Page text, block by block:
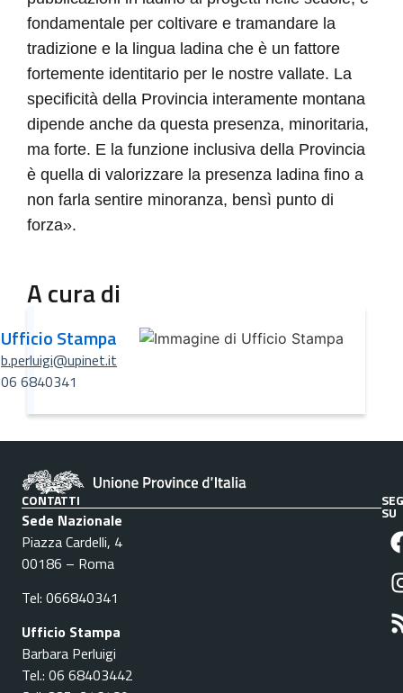
fondamentale per coltivare e tramandare la
tradizione e la lingua ladina che è un fattore
fortemente identitario per le nostre vallate. La
specificità della Provincia interamente montana
dipende anche da questa presenza, minoritaria,
ma forte. E la funzione inclusiva della Provincia
è quella di valorizzare la presenza ladina fino a
non farla sentire minoranza, bensì punto di
forza».
A cura di
Ufficio Stampa
b.perluigi@upinet.it
06 6840341
CONTATTI
Sede Nazionale
Piazza Cardelli, 4
00186 – Roma
Tel: 066840341
Ufficio Stampa
Barbara Perluigi
Tel.: 06 68403442
SU